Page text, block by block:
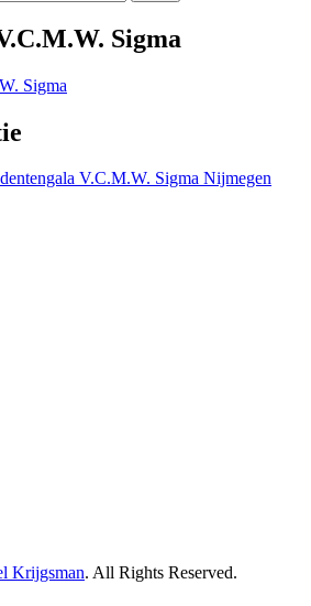
Sigma
V.C.M.W. Sigma Nijmegen
Krijgsman. All Rights Reserved.